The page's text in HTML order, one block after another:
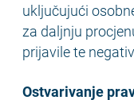
uključujući
za daljnju
prijavile te
Ostvarivanje